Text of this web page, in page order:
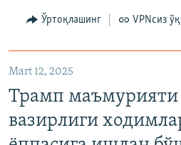
Ўртоқлашинг VPNсиз
Mart 12, 2025
Трамп
вазирлиги